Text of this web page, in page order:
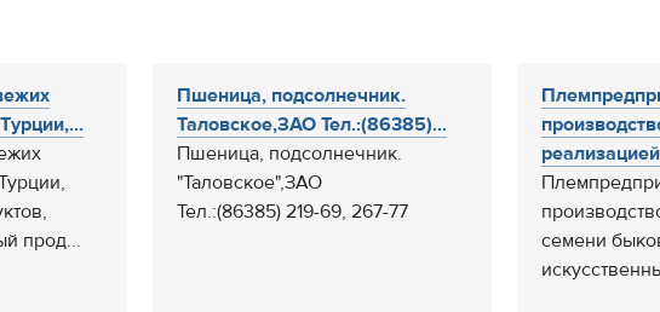
прод...
Пшеница, подсолнечник.
Таловское,ЗАО Тел.:(86385)...
Пшеница, подсолнечник.
"Таловское",ЗАО
Тел.:(86385) 219-69, 267-77
семени